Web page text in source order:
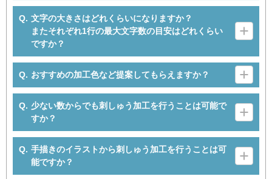
文字の大きさはどれくらいになりますか？
またそれぞれ1行の最大文字数の目安はどれくらい
ですか？
おすすめの加工色など提案してもらえますか？
少ない数からでも刺しゅう加工を行うことは可能で
すか？
手描きのイラストから刺しゅう加工を行うことは可
能ですか？